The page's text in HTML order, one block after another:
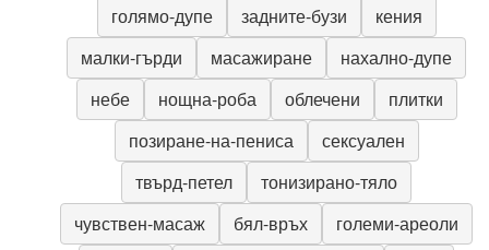
голямо-дупе
задните-бузи
кения
малки-гърди
масажиране
нахално-дупе
небе
нощна-роба облечени
плитки
позиране-на-пениса
сексуален
твърд-петел
тонизирано-тяло
чувствен-масаж
бял-връх
големи-ареоли